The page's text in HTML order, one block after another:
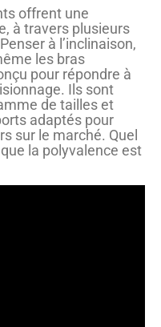
offrent une
à travers plusieurs
à l’inclinaison,
les bras
pour répondre à
Ils sont
de tailles et
adaptés pour
sur le marché. Quel
la polyvalence est